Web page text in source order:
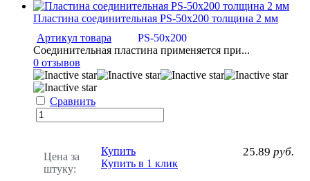
Пластина соединительная PS-50х200 толщина 2 мм
Артикул товара
PS-50х200
Соединительная пластина применяется при...
0 отзывов
Сравнить
Цена за
штуку:
25.89 руб.
Купить
Купить в 1 клик